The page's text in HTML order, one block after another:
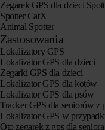
Zegarek GPS dla dzieci
Spotter CatX
Animal Spotter
Zastosowania
Lokalizatory GPS
Lokalizator GPS dla dzieci
Zegarki GPS dla dzieci
Lokalizator GPS dla kotów
Lokalizator GPS dla psów
Tracker GPS dla seniorów z
Lokalizator GPS w
Oto zegarek z gps dla